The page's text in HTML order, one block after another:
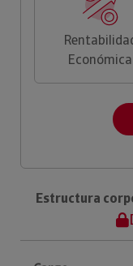
Económica
Estructura